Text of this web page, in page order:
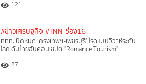
121
#ข่าวเศรษฐกิจ #TNN ช่อง16
ททท. ปักหมุด ‘กรุงเทพฯ-เพชรบุรี’ โรดแมปวิวาห์ระดับ
โลก ดันไทยฮับคอนเซปต์ "Romance Tourism"
87